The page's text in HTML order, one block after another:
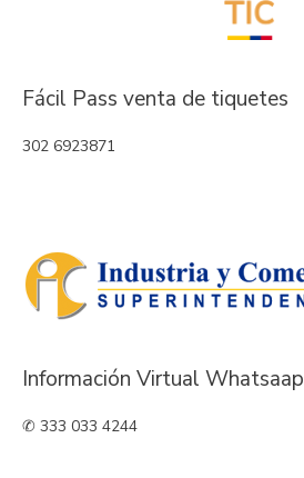
Fácil Pass venta de tiquetes
302 6923871
Información Virtual Whatsaap
✆ 333 033 4244